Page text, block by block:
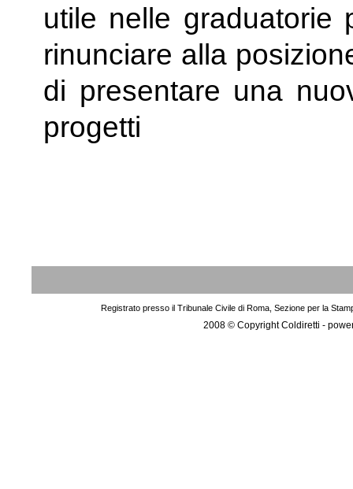
utile nelle graduatorie
rinunciare alla
di presentare una
progetti
Registrato presso il Tribunale Civile di Roma, Sezione per la
2008 © Copyright Coldiretti -